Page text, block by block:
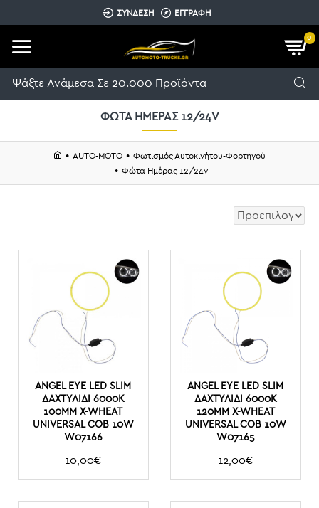
ΣΥΝΔΕΣΗ ΕΓΓΡΑΦΗ
0
AUTO-MOTO
Φωτισμός Αυτοκινήτου-Φορτηγού
Φώτα Ημέρας 12/24v
ΦΏΤΑ ΗΜΈΡΑΣ 12/24V
ANGEL EYE LED SLIM
ΔΑΧΤΥΛΊΔΙ 6000K
100MM X-WHEAT
UNIVERSAL COB 10W
W07166
10,00€
ANGEL EYE LED SLIM
ΔΑΧΤΥΛΊΔΙ 6000K
120MM X-WHEAT
UNIVERSAL COB 10W
W07165
12,00€